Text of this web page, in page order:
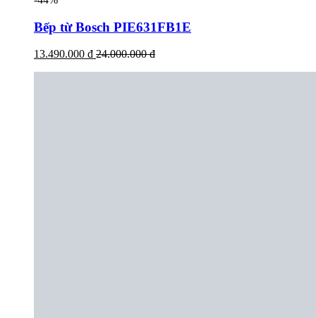
Bếp từ Bosch PIE631FB1E
13.490.000 đ 24.000.000 đ